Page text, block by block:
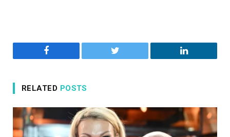
Facebook Twitter LinkedIn
RELATED POSTS